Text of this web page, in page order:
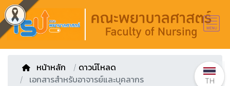
หน้าหลัก / ดาวน์โหลด
เอกสารสำหรับอาจารย์และบุคลากร
TH